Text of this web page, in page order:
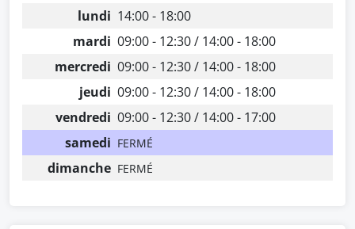
lundi 14:00 - 18:00
mardi 09:00 - 12:30 / 14:00 - 18:00
mercredi 09:00 - 12:30 / 14:00 - 18:00
jeudi 09:00 - 12:30 / 14:00 - 18:00
vendredi 09:00 - 12:30 / 14:00 - 17:00
samedi FERMÉ
dimanche FERMÉ